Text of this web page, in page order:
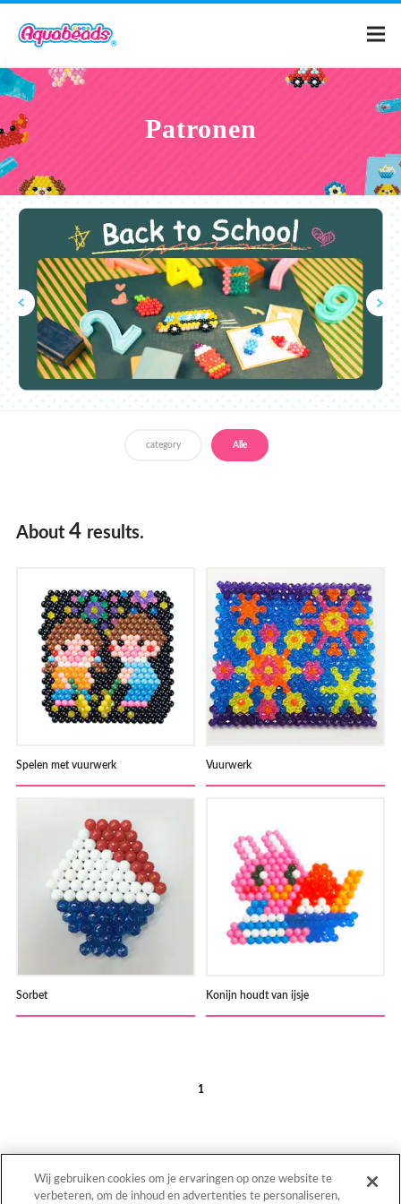
Wat is Aquabeads?
Video's
Voor ouders
Patronen
category Alle
About 4 results.
Spelen met vuurwerk Vuurwerk
Sorbet Konijn houdt van ijsje
1
Wij gebruiken cookies om je ervaringen op onze website te
verbeteren, om de inhoud en advertenties te personaliseren,